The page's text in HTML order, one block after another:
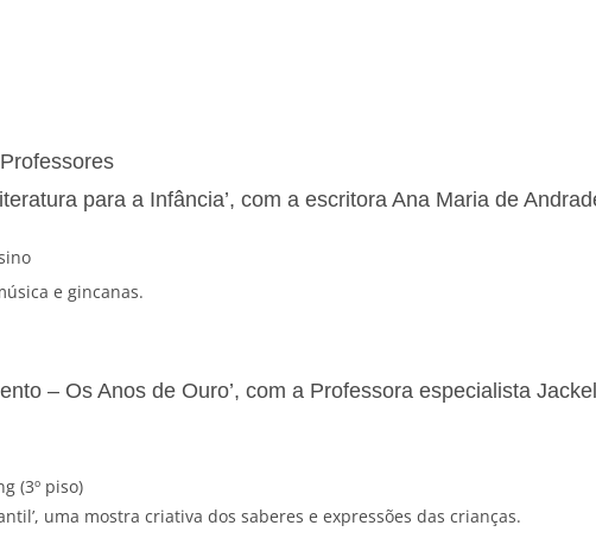
para a Infância’, com a escritora Ana Maria de
e gincanas.
– Os Anos de Ouro’, com a Professora especialista
(3º piso)
uma mostra criativa dos saberes e expressões das crianças.